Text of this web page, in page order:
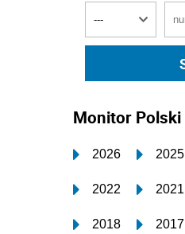
Monitor Polski
2026 2025
2022 2021
2018 2017